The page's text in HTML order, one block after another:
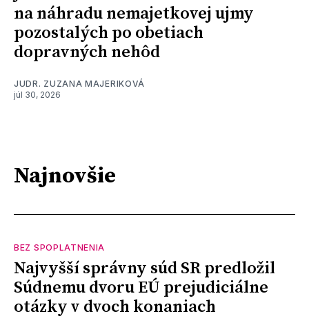
na náhradu nemajetkovej ujmy
pozostalých po obetiach
dopravných nehôd
JUDR. ZUZANA MAJERIKOVÁ
júl 30, 2026
Najnovšie
BEZ SPOPLATNENIA
Najvyšší správny súd SR predložil
Súdnemu dvoru EÚ prejudiciálne
otázky v dvoch konaniach